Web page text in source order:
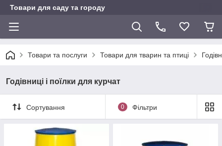
Товари для саду та городу
Товари та послуги Товари для тварин та птиці
Годівниці і поїлки для курчат
Сортування 0 Фільтри